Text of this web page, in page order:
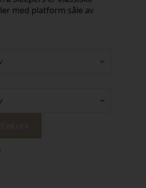
med platform såle av